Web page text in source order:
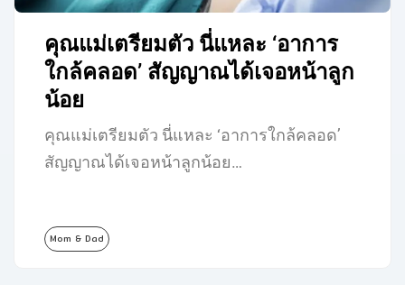
คุณแม่เตรียมตัว นี่แหละ ‘อาการ
ใกล้คลอด’ สัญญาณได้เจอหน้าลูก
น้อย
คุณแม่เตรียมตัว นี่แหละ ‘อาการใกล้คลอด’
สัญญาณได้เจอหน้าลูกน้อย…
Mom & Dad